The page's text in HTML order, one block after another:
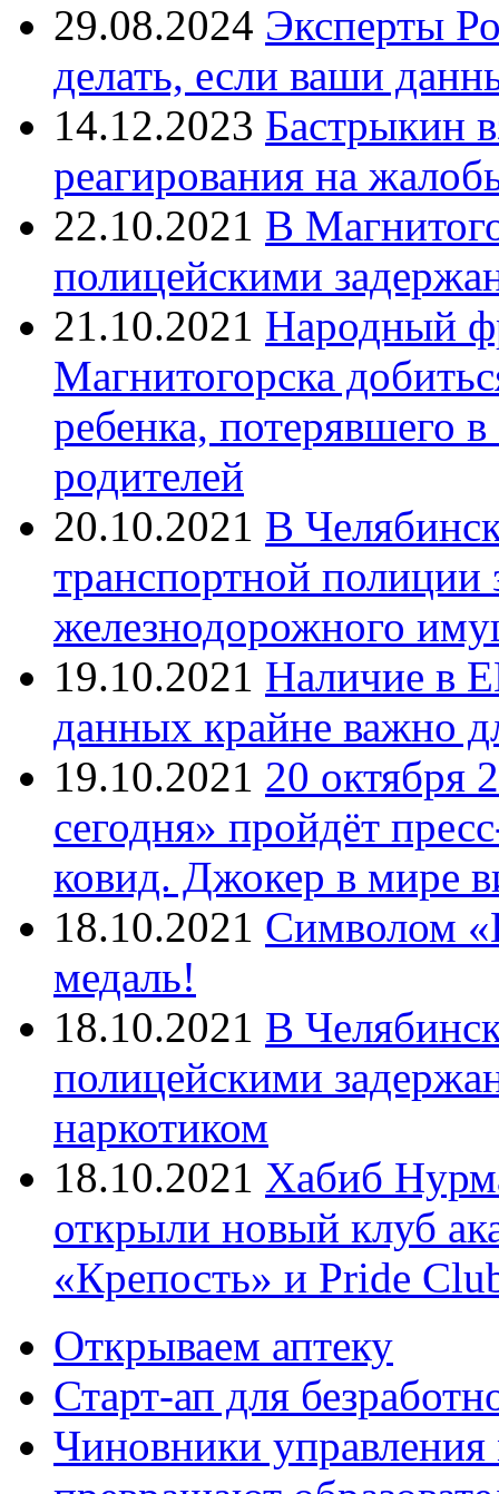
29.08.2024 Эксперты
делать, если ваши
14.12.2023 Бастрыкин
реагирования на
22.10.2021 В
полицейскими
21.10.2021 Народный
Магнитогорска
ребенка, потерявшего
родителей
20.10.2021 В
транспортной
железнодорожного
19.10.2021 Наличие в
данных крайне важно
19.10.2021 20 октября
сегодня» пройдёт
ковид. Джокер в мире
18.10.2021 Символом
медаль!
18.10.2021 В
полицейскими
наркотиком
18.10.2021 Хабиб
открыли новый клуб
«Крепость» и Pride
Открываем аптеку
Старт-ап для
Чиновники